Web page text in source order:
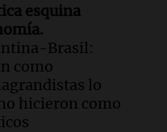
esquina
Brasil:
como
lo
hicieron como